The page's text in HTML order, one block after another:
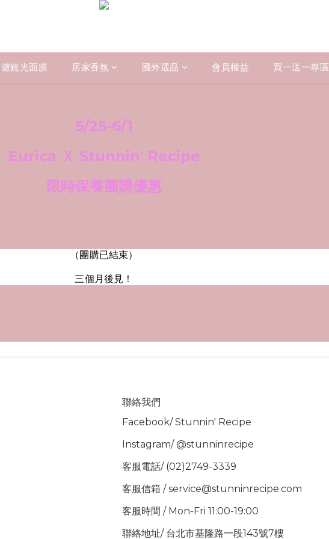
鏡光面膜 居家香氛 國外選品 會員權益 買一送一專區
5/25-6/1
Eurica Ｘ Stunnin' Recipe
限時保養團購優惠
（團購已結束）
三個月後見！
聯絡我們
Facebook/Stunnin' Recipe
Instagram/@stunninrecipe
客服電話/ (02)2749-3339
客服信箱 / service@stunninrecipe.com
客服時間 / Mon-Fri 11:00-19:00
聯絡地址/ 台北市基隆路一段143號7樓